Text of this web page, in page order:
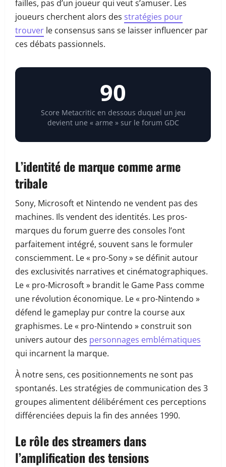
failles, pas d’un joueur qui veut s’amuser. Les
joueurs cherchent alors des stratégies pour
trouver le consensus sans se laisser influencer par
ces débats passionnels.
90
Score Metacritic en dessous duquel un jeu
devient une « arme » sur le forum GDC
L’identité de marque comme arme
tribale
Sony, Microsoft et Nintendo ne vendent pas des
machines. Ils vendent des identités. Les pros-
marques du forum guerre des consoles l’ont
parfaitement intégré, souvent sans le formuler
consciemment. Le « pro-Sony » se définit autour
des exclusivités narratives et cinématographiques.
Le « pro-Microsoft » brandit le Game Pass comme
une révolution économique. Le « pro-Nintendo »
défend le gameplay pur contre la course aux
graphismes. Le « pro-Nintendo » construit son
univers autour des personnages emblématiques
qui incarnent la marque.
À notre sens, ces positionnements ne sont pas
spontanés. Les stratégies de communication des 3
groupes alimentent délibérément ces perceptions
différenciées depuis la fin des années 1990.
Le rôle des streamers dans
l’amplification des tensions